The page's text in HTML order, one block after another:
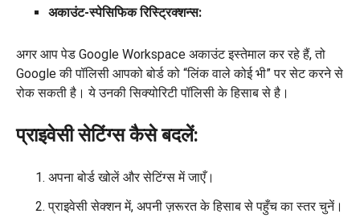
अकाउंट-स्पेसिफिक रिस्ट्रिक्शन्स:
अगर आप पेड Google Workspace अकाउंट इस्तेमाल कर रहे हैं, तो
Google की पॉलिसी आपको बोर्ड को “लिंक वाले कोई भी” पर सेट करने से
रोक सकती है। ये उनकी सिक्योरिटी पॉलिसी के हिसाब से है।
प्राइवेसी सेटिंग्स कैसे बदलें:
अपना बोर्ड खोलें और सेटिंग्स में जाएँ।
प्राइवेसी सेक्शन में, अपनी ज़रूरत के हिसाब से पहुँच का स्तर चुनें।